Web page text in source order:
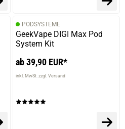
PODSYSTEME
GeekVape DIGI Max Pod
System Kit
ab 39,90 EUR*
inkl. MwSt. zzgl. Versand